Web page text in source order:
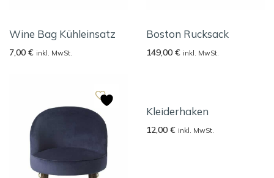
Wine Bag Kühleinsatz
7,00 € inkl. MwSt.
Boston Rucksack
149,00 € inkl. MwSt.
Kleiderhaken
12,00 € inkl. MwSt.